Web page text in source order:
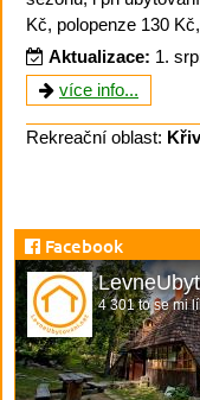
Kč, polopenze 130
Aktualizace: 1.
více info...
Rekreační oblast:
Facebook
4 301 to se mi